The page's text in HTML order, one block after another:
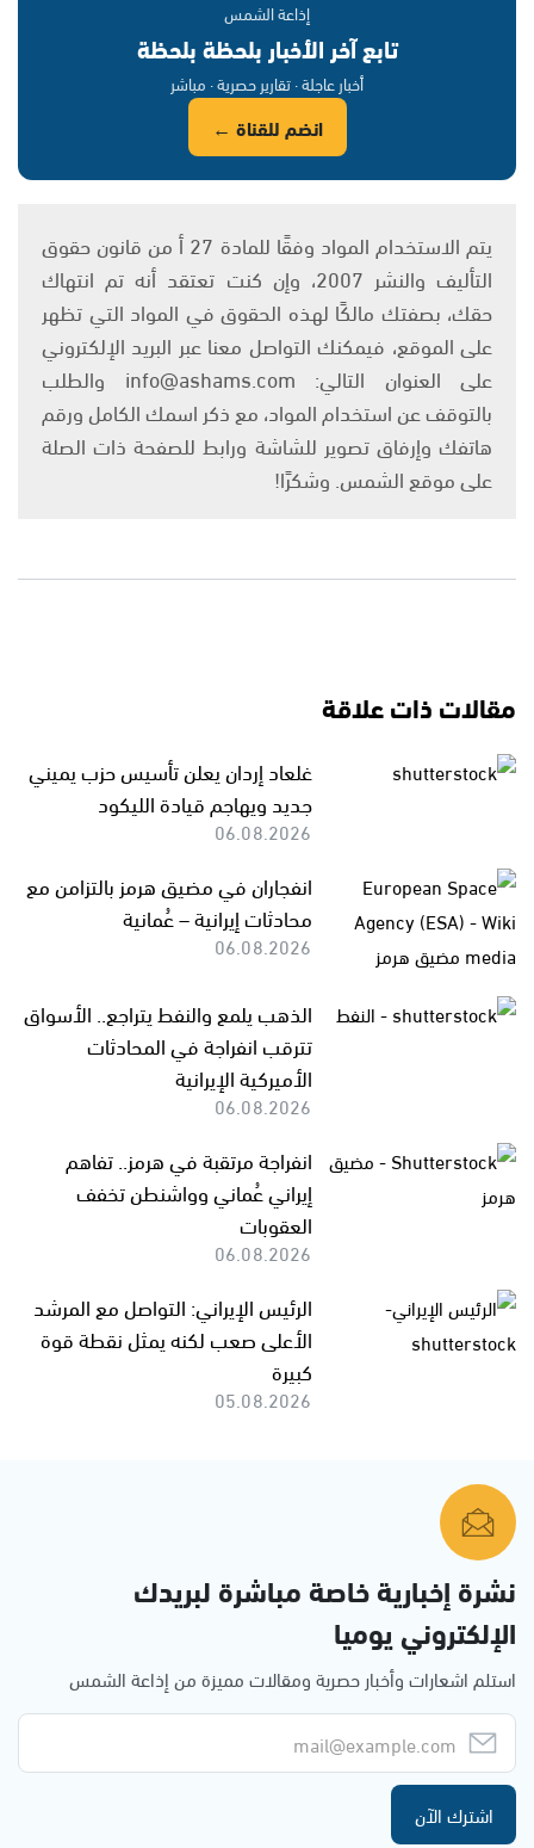
إذاعة الشمس
تابع آخر الأخبار بلحظة بلحظة
أخبار عاجلة · تقارير حصرية · مباشر
انضم للقناة ←
يتم الاستخدام المواد وفقًا للمادة 27 أ من قانون حقوق
التأليف والنشر 2007، وإن كنت تعتقد أنه تم انتهاك
حقك، بصفتك مالكًا لهذه الحقوق في المواد التي تظهر
على الموقع، فيمكنك التواصل معنا عبر البريد الإلكتروني
على العنوان التالي: info@ashams.com والطلب
بالتوقف عن استخدام المواد، مع ذكر اسمك الكامل ورقم
هاتفك وإرفاق تصوير للشاشة ورابط للصفحة ذات الصلة
على موقع الشمس. وشكرًا!
مقالات ذات علاقة
غلعاد إردان يعلن تأسيس حزب يميني
جديد ويهاجم قيادة الليكود
06.08.2026
انفجاران في مضيق هرمز بالتزامن مع
محادثات إيرانية – عُمانية
06.08.2026
الذهب يلمع والنفط يتراجع.. الأسواق
تترقب انفراجة في المحادثات
الأميركية الإيرانية
06.08.2026
انفراجة مرتقبة في هرمز.. تفاهم
إيراني عُماني وواشنطن تخفف
العقوبات
06.08.2026
الرئيس الإيراني: التواصل مع المرشد
الأعلى صعب لكنه يمثل نقطة قوة
كبيرة
05.08.2026
نشرة إخبارية خاصة مباشرة لبريدك
الإلكتروني يوميا
استلم اشعارات وأخبار حصرية ومقالات مميزة من إذاعة الشمس
اشترك الآن